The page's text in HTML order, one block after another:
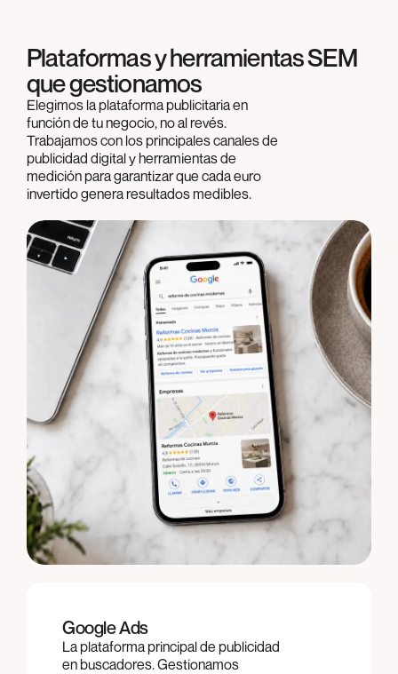
Plataformas y herramientas SEM
que gestionamos
Elegimos la plataforma publicitaria en
función de tu negocio, no al revés.
Trabajamos con los principales canales de
publicidad digital y herramientas de
medición para garantizar que cada euro
invertido genera resultados medibles.
Google Ads
La plataforma principal de publicidad
en buscadores. Gestionamos